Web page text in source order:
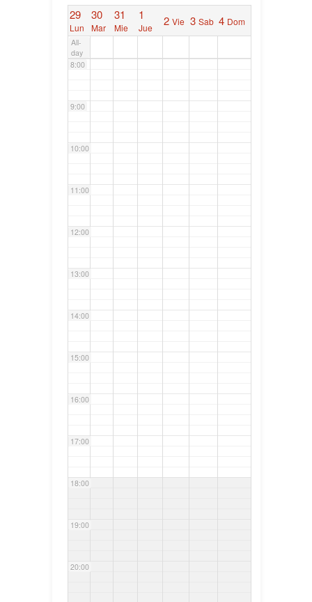
29
Lun
30
Mar
31
Mie
1
Jue 2 Vie 3 Sab 4 Dom
All-
day
7:00
8:00
9:00
10:00
11:00
12:00
13:00
14:00
15:00
16:00
17:00
18:00
19:00
20:00